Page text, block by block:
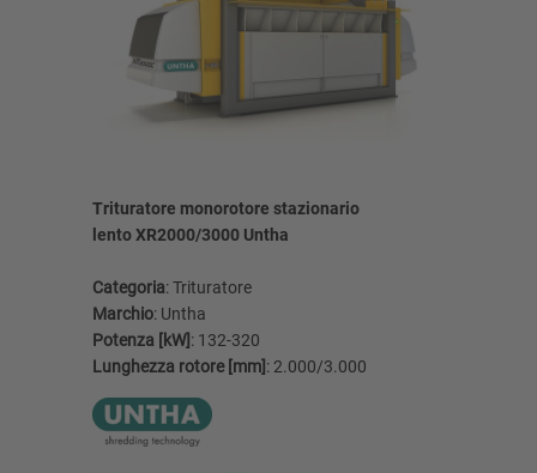
Trituratore monorotore stazionario
lento XR2000/3000 Untha
Categoria: Trituratore
Marchio: Untha
Potenza [kW]: 132-320
Lunghezza rotore [mm]: 2.000/3.000